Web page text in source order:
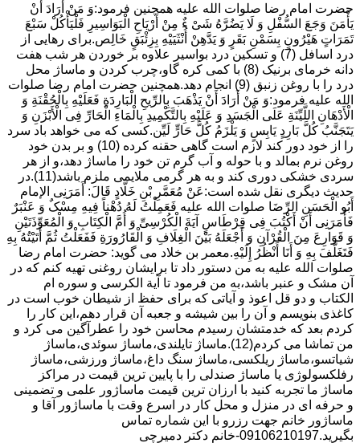
حضرت امام رضا صلوات الله علیه همچنین فرمود:وَ مَنْ أَرَادَ أَنْ
یَأْمَنَ وَجَعَ السُّفْلِ وَ لَا یَضُرَّهُ شَیْ ءٌ مِنْ أَرْیَاحِ الْبَوَاسِیرِ فَلْیَأْکُلْ سَبْعَ
تَمَرَاتٍ هَیْرُونٍ بِسَمْنِ بَقَرٍ وَ یَدَّهِنْ أُنْثَیَیْهِ بِزِئْبَقٍ خَالِص.برای رهایی از
درد اسافل (7) و تسکین درد بواسیر علاوه بر خوردن هر شب هفت
دانه خرمای برنیک (8) با کمی کره گاو،چرب کردن و ماساژ محل
درد را با روغن زنبق (9) انجام دهد.همچنین حضرت امام رضا صلوات
الله علیه فرمود:وَ مَنْ أَرَادَ أَنْ یَذْهَبَ بِالرِّیحِ الْبَارِدَةِ فَعَلَیْهِ بِالْحُقْنَةِ وَ
الْأَدْهَانِ اللَّیِّنَةِ عَلَى الْجَسَدِ وَ عَلَیْهِ بِالتَّکْمِیدِ بِالْمَاءِ الْحَارِّ فِی الْأَبْزَنِ وَ
یَتَجَنَّبُ کُلَّ بَارِدٍ یَابِسٍ وَ یَلْزَمُ کُلَّ حَارٍّ لَیِّن.کسی که می خواهد باد سرد
را از خود دور کند لازم است گاهی حقنه کرده (10) و بر بدن خود
روغن نرم بمالد و با حوله و آب گرم تن خود را ماساژ دهد،و از هر
سردی خشکی دوری کند و به هر گرمی ملایمی ملزم باشد(11).در
حدیث دیگری نقل شده است:عَنْ مُعَمَّرِ بْنِ خَلَّادٍ قَالَ: أَمَرَنِی الإمام
أَبُو الْحَسَنِ الرِّضَا صلوات الله علیه فَعَمِلْتُ لَهُ دُهْناً فِیهِ مِسْکٌ وَ عَنْبَرٌ
فَأَمَرَنِی أَنْ أَکْتُبَ فِی قِرْطَاسٍ آیَةَ الْکُرْسِیِّ وَ أُمَّ الْکِتَابِ وَ الْمُعَوِّذَتَیْنِ
وَ قَوَارِعَ مِنَ الْقُرْآنِ وَ أَجْعَلَهُ بَیْنَ الْغِلَافِ وَ الْقَارُورَةِ فَفَعَلْتُ ثُمَّ أَتَیْتُهُ بِهِ
فَتَغَلَّفَ بِهِ وَ أَنَا أَنْظُرُ إِلَیْهِ.معمر بن خلاد می گوید: حضرت امام رضا
صلوات الله علیه به من دستور داد تا برایشان روغنى تهیه کنم که در
آن مشک و عنبر باشد،به من فرمود تا آیة الکرسى و سوره ام
الکتاب و دو قل اعوذ و آیاتى که براى حفظ از شیطان خوب است در
کاغذى بنویسم و آن را بین شیشه و جعبه آن قرار دهم،این کار را
کردم بعد که خدمتشان رسیدم محاسن خود را عطرآگین می کرد و
من تماشا می کردم(12).ماساژ تایلندی،ماساژ سوئدی،ماساژ
شیاتسو،ماساژ ریلکسی،ماساژ سنگ داغ،ماساژ ورزشی،ماساژ
رفلکسولوژی یا ماساژ صندلی را با پایین ترین قیمت در مراکز
ماساژ ما تجربه کنید با ارزان ترین قیمت ماساژور علمی و تضمینی
و حرفه ای در منزل و محل کار در اسرع وقت با ماساژور آقا و
ماساژور خانم جهت رزرو با این شماره تماس
بگیرید.09106210197-خانم دکتر دمیرچی